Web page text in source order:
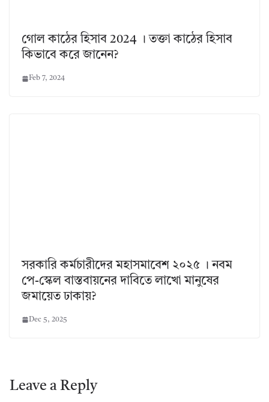
গোল কাঠের হিসাব 2024 । তক্তা কাঠের হিসাব
কিভাবে করে জানেন?
Feb 7, 2024
সরকারি কর্মচারীদের মহাসমাবেশ ২০২৫ । নবম
পে-স্কেল বাস্তবায়নের দাবিতে লাখো মানুষের
জমায়েত ঢাকায়?
Dec 5, 2025
Leave a Reply